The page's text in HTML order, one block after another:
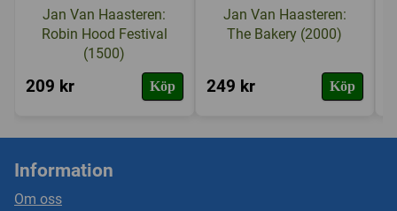
Jan Van Haasteren:
Robin Hood Festival
(1500)
209 kr Köp
Jan Van Haasteren:
The Bakery (2000)
249 kr Köp
Information
Om oss